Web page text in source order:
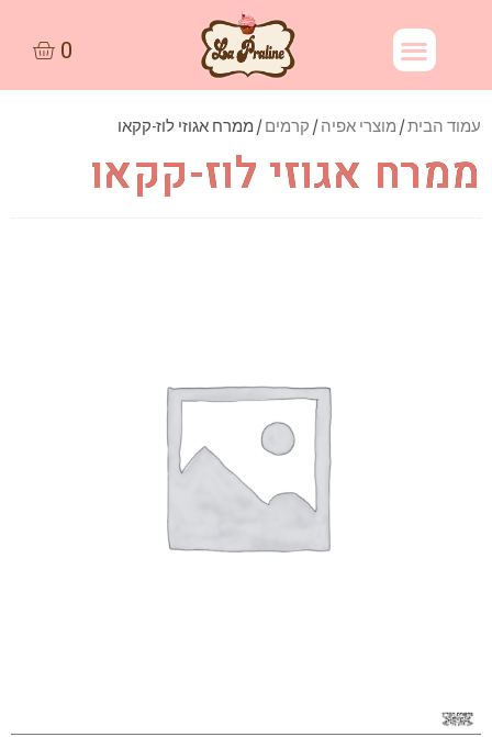
עמוד הבית/ מוצרי אפיה/ קרמים/ ממרח אגוזי לוז-קקאו
ממרח אגוזי לוז-קקאו